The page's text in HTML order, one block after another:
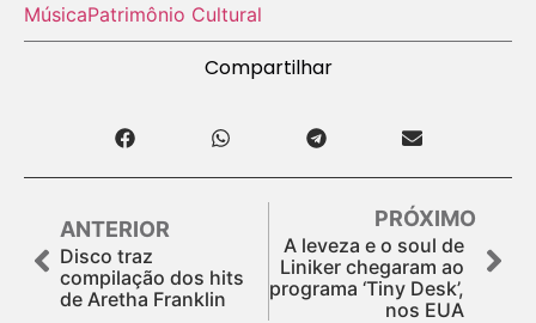
MúsicaPatrimônio Cultural
Compartilhar
ANTERIOR
Disco traz
compilação dos hits
de Aretha Franklin
PRÓXIMO
A leveza e o soul de
Liniker chegaram ao
programa ‘Tiny Desk’,
nos EUA